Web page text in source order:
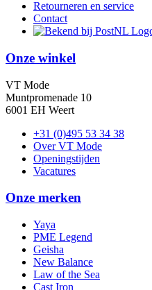
Retourneren en service
Contact
Onze winkel
VT Mode
Muntpromenade 10
6001 EH Weert
+31 (0)495 53 34 38
Over VT Mode
Openingstijden
Vacatures
Onze merken
Yaya
PME Legend
Geisha
New Balance
Law of the Sea
Cast Iron